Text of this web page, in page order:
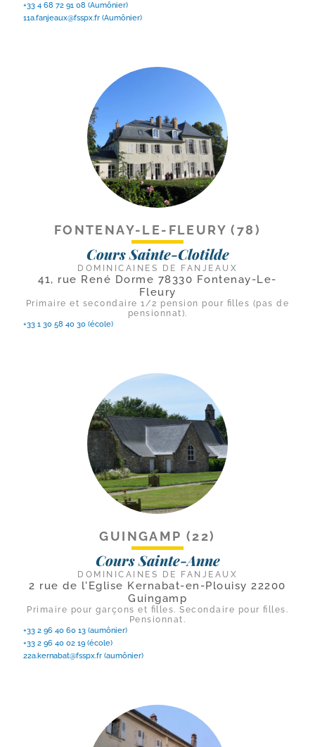
+33 4 68 72 91 08 (Aumônier)
11a.fanjeaux@fsspx.fr (Aumônier)
FONTENAY-LE-FLEURY (78)
Cours Sainte-Clotilde
DOMINICAINES DE FANJEAUX
41, rue René Dorme 78330 Fontenay-Le-
Fleury
Primaire et secondaire 1/2 pension pour filles (pas de
pensionnat).
+33 1 30 58 40 30 (école)
GUINGAMP (22)
Cours Sainte-Anne
DOMINICAINES DE FANJEAUX
2 rue de l'Eglise Kernabat-en-Plouisy 22200
Guingamp
Primaire pour garçons et filles. Secondaire pour filles.
Pensionnat.
+33 2 96 40 60 13 (aumônier)
+33 2 96 40 02 19 (école)
22a.kernabat@fsspx.fr (aumônier)